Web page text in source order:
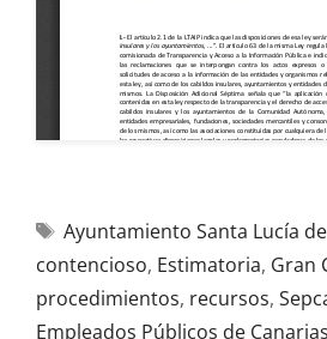
Ayuntamiento Santa Lucía
contencioso, Estimatoria, Gran
procedimientos, recursos,
Empleados Públicos de Canarias